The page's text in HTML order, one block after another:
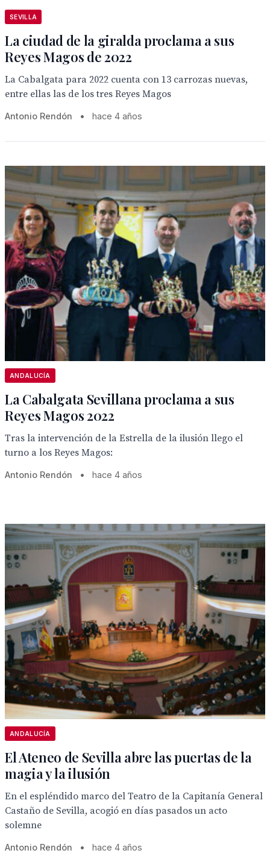
SEVILLA
La ciudad de la giralda proclama a sus
Reyes Magos de 2022
La Cabalgata para 2022 cuenta con 13 carrozas nuevas,
entre ellas las de los tres Reyes Magos
Antonio Rendón • hace 4 años
ANDALUCÍA
La Cabalgata Sevillana proclama a sus
Reyes Magos 2022
Tras la intervención de la Estrella de la ilusión llego el
turno a los Reyes Magos:
Antonio Rendón • hace 4 años
ANDALUCÍA
El Ateneo de Sevilla abre las puertas de la
magia y la ilusión
En el espléndido marco del Teatro de la Capitanía General
Castaño de Sevilla, acogió en días pasados un acto
solemne
Antonio Rendón • hace 4 años